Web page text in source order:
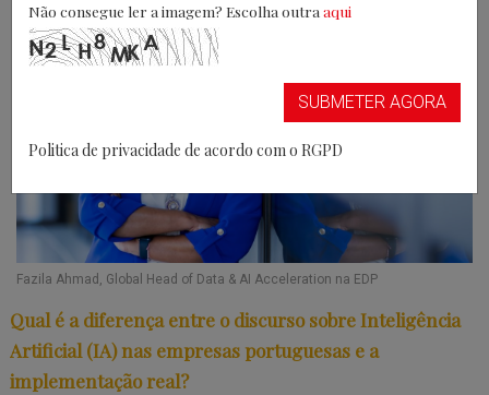
Fazila Ahmad, Global Head of Data & AI Acceleration na EDP
Qual é a diferença entre o discurso sobre Inteligência
Artificial (IA) nas empresas portuguesas e a
implementação real?
Não consegue ler a imagem? Escolha outra aqui
SUBMETER AGORA
Politica de privacidade de acordo com o RGPD